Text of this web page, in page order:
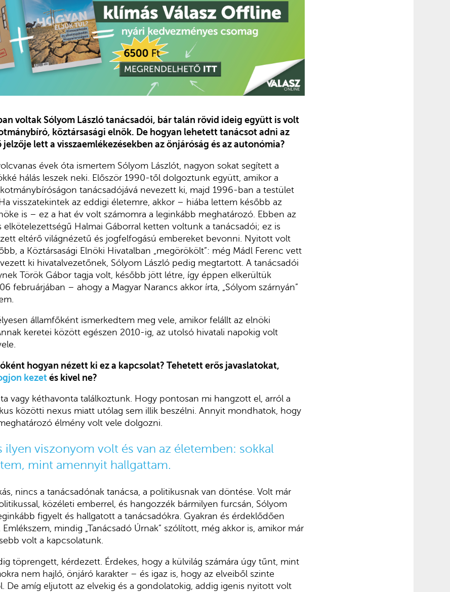
voltak Sólyom László tanácsadói, bár talán rövid ideig együtt is volt
köztársasági elnök. De hogyan lehetett tanácsot adni az
lett a visszaemlékezésekben az önjáróság és az autonómia?
évek óta ismertem Sólyom Lászlót, nagyon sokat segített a
hálás leszek neki. Először 1990-től dolgoztunk együtt, amikor a
tanácsadójává nevezett ki, majd 1996-ban a testület
visszatekintek az eddigi életemre, akkor – hiába lettem később az
is – ez a hat év volt számomra a leginkább meghatározó. Ebben az
elkötelezettségű Halmai Gáborral ketten voltunk a tanácsadói; ez is
eltérő világnézetű és jogfelfogású embereket bevonni. Nyitott volt
a Köztársasági Elnöki Hivatalban „megörökölt”: még Mádl Ferenc vett
ki hivatalvezetőnek, Sólyom László pedig megtartott. A tanácsadói
Török Gábor tagja volt, később jött létre, így éppen elkerültük
februárjában – ahogy a Magyar Narancs akkor írta, „Sólyom szárnyán”
államfőként ismerkedtem meg vele, amikor felállt az elnöki
keretei között egészen 2010-ig, az utolsó hivatali napokig volt
hogyan nézett ki ez a kapcsolat? Tehetett erős javaslatokat,
kezet és kivel ne?
vagy kéthavonta találkoztunk. Hogy pontosan mi hangzott el, arról a
közötti nexus miatt utólag sem illik beszélni. Annyit mondhatok, hogy
élmény volt vele dolgozni.
ilyen viszonyom volt és van az életemben: sokkal
mint amennyit hallgattam.
nincs a tanácsadónak tanácsa, a politikusnak van döntése. Volt már
közéleti emberrel, és hangozzék bármilyen furcsán, Sólyom
figyelt és hallgatott a tanácsadókra. Gyakran és érdeklődően
mindig „Tanácsadó Úrnak” szólított, még akkor is, amikor már
volt a kapcsolatunk.
töprengett, kérdezett. Érdekes, hogy a külvilág számára úgy tűnt, mint
nem hajló, önjáró karakter – és igaz is, hogy az elveiből szinte
De amíg eljutott az elvekig és a gondolatokig, addig igenis nyitott volt